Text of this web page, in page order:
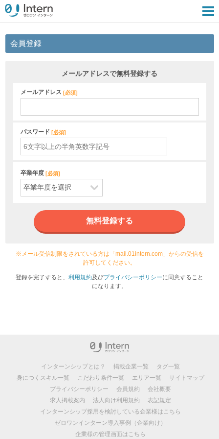
会員登録
メールアドレスで無料登録する
メールアドレス [必須]
パスワード [必須]
卒業年度 [必須]
無料登録する
※メール受信制限をされている方は「mail.01intern.com」からの受信を
許可してください。
登録を完了すると、 利用規約及びプライバシーポリシーに同意すること
になります。
インターンシップとは？ 掲載企業一覧
タグ一覧
身につくスキル一覧
こだわり条件一覧 エリア一覧
サイトマップ
プライバシーポリシー
会員規約
会社概要
求人掲載案内
法人向け利用規約
表記規定
インターンシップ採用を検討している企業様はこちら
ゼロワンインターン導入事例（企業向け）
企業様の管理画面はこちら